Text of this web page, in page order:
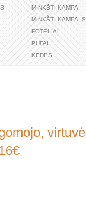
MINKŠTI KAMPAI
MINKŠTI KAMPAI
FOTELIAI
PUFAI
KĖDĖS